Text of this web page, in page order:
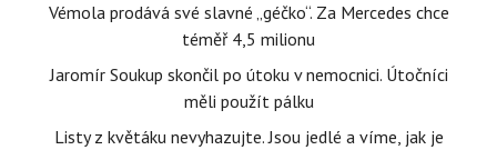
Vémola prodává své slavné „géčko“. Za Mercedes chce
téměř 4,5 milionu
Jaromír Soukup skončil po útoku v nemocnici. Útočníci
měli použít pálku
Listy z květáku nevyhazujte. Jsou jedlé a víme, jak je